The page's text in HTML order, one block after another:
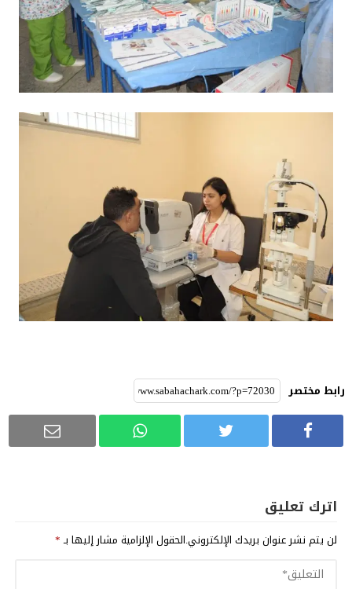
رابط مختصر
اترك تعليق
لن يتم نشر عنوان بريدك الإلكتروني.الحقول الإلزامية مشار إليها بـ*